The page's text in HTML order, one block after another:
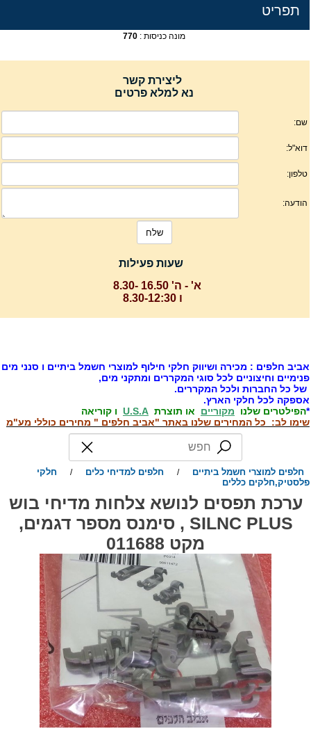
תפריט
מונה כניסות : 770
ליצירת קשר
נא למלא פרטים
שעות פעילות
א' - ה' 16.50 -8.30
ו 8.30-12:30
חלפים : מכירה ושיווק חלקי חילוף למוצרי חשמל ביתיים ו סנני מים
וחיצוניים לכל סוגי המקררים ומתקני מים,
כל החברות ולכל המקררים.
לכל חלקי הארץ.
הפילטרים שלנו מקורייםאו תוצרת U.S.Aו קוריאה
לב: כל המחירים שלנו באתר "אביב חלפים " מחירים כוללי מע"מ
חלפים למוצרי חשמל ביתיים חלפים למדיחי כלים
חלקי
כללים
ערכת תפסים לנושא צלחות מדיחי בוש
SILNC PLUS , סימנס מספר דגמים,
מקט 011688